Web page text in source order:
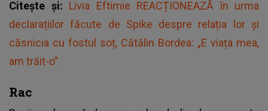
Citește și: Livia Eftimie REACȚIONEAZĂ în urma
declarațiilor făcute de Spike despre relația lor și
căsnicia cu fostul soț, Cătălin Bordea: „E viața mea,
am trăit-o”
Rac